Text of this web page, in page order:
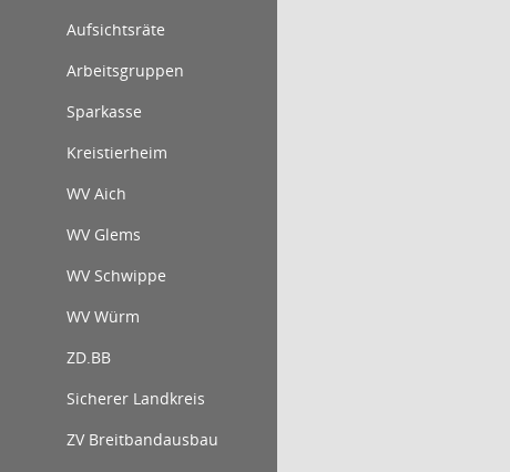
Aufsichtsräte
Arbeitsgruppen
Sparkasse
Kreistierheim
WV Aich
WV Glems
WV Schwippe
WV Würm
ZD.BB
Sicherer Landkreis
ZV Breitbandausbau